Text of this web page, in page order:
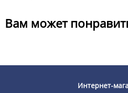
Вам может
Интернет-